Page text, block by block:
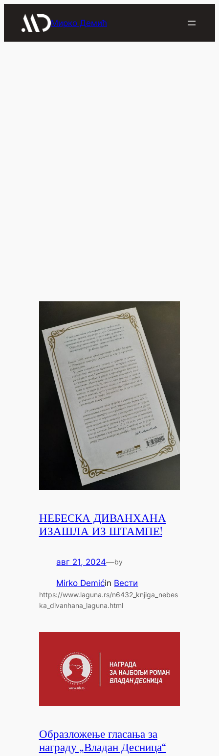
Мирко Демић
НЕБЕСКА ДИВАНХАНА
ИЗАШЛА ИЗ ШТАМПЕ!
авг 21, 2024—by
Mirko Demićin Вести
https://www.laguna.rs/n6432_knjiga_nebes
ka_divanhana_laguna.html
Образложење гласања за
награду „Владан Десница“